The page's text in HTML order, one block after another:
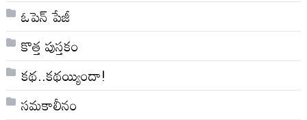
ఓపెన్ పేజీ
కొత్త పుస్తకం
కథ..కథయ్యిందా!
సమకాలీనం